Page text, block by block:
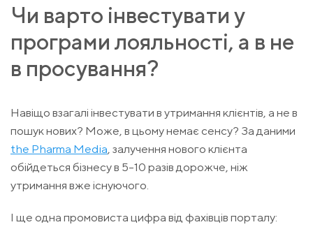
Чи варто інвестувати у
програми лояльності, а в не
в просування?
Навіщо взагалі інвестувати в утримання клієнтів, а не в
пошук нових? Може, в цьому немає сенсу? За даними
the Pharma Media, залучення нового клієнта
обійдеться бізнесу в 5-10 разів дорожче, ніж
утримання вже існуючого.
І ще одна промовиста цифра від фахівців порталу: